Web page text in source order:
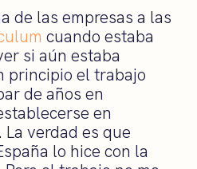
de las empresas a las
cuando estaba
si aún estaba
principio el trabajo
de años en
en
verdad es que
lo hice con la